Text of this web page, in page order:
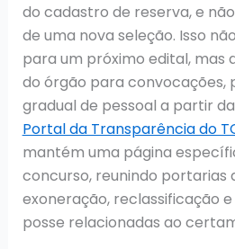
do cadastro de reserva, e
de uma nova seleção. Isso
para um próximo edital, mas
do órgão para convocações,
gradual de pessoal a partir
Portal da Transparência do
mantém uma página
concurso, reunindo portarias
exoneração, reclassificação
posse relacionadas ao